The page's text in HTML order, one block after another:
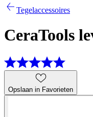
Tegelaccessoires
CeraTools
Opslaan in Favorieten